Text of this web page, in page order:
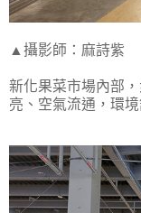
▲攝影師：麻詩紫
新化果菜市場內部
亮、空氣流通，環